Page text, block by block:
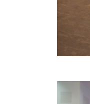
รายงานตรว
รายงานเครื่อ